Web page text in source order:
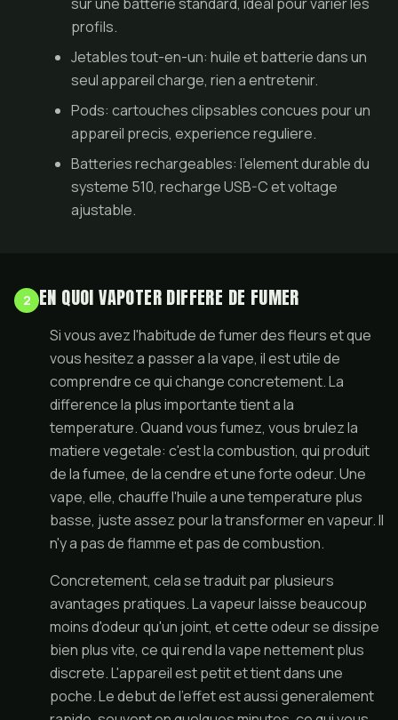
profils.
Jetables tout-en-un: huile et batterie dans un
seul appareil charge, rien a entretenir.
Pods: cartouches clipsables concues pour un
appareil precis, experience reguliere.
Batteries rechargeables: l'element durable du
systeme 510, recharge USB-C et voltage
ajustable.
2 EN QUOI VAPOTER DIFFERE DE FUMER
Si vous avez l'habitude de fumer des fleurs et que
vous hesitez a passer a la vape, il est utile de
comprendre ce qui change concretement. La
difference la plus importante tient a la
temperature. Quand vous fumez, vous brulez la
matiere vegetale: c'est la combustion, qui produit
de la fumee, de la cendre et une forte odeur. Une
vape, elle, chauffe l'huile a une temperature plus
basse, juste assez pour la transformer en vapeur. Il
n'y a pas de flamme et pas de combustion.
Concretement, cela se traduit par plusieurs
avantages pratiques. La vapeur laisse beaucoup
moins d'odeur qu'un joint, et cette odeur se dissipe
bien plus vite, ce qui rend la vape nettement plus
discrete. L'appareil est petit et tient dans une
poche. Le debut de l'effet est aussi generalement